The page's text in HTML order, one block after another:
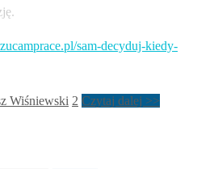
sam-decyduj-kiedy-
Wiśniewski 2 Czytaj dalej >>